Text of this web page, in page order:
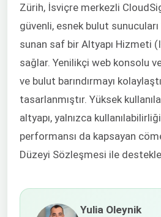
Zürih, İsviçre merkezli
güvenli, esnek bulut
sunan saf bir Altyapı Hizmeti
sağlar. Yenilikçi web konsolu
ve bulut barındırmayı
tasarlanmıştır. Yüksek
altyapı, yalnızca
performansı da kapsayan
Düzeyi Sözleşmesi ile
Yulia Oleynik